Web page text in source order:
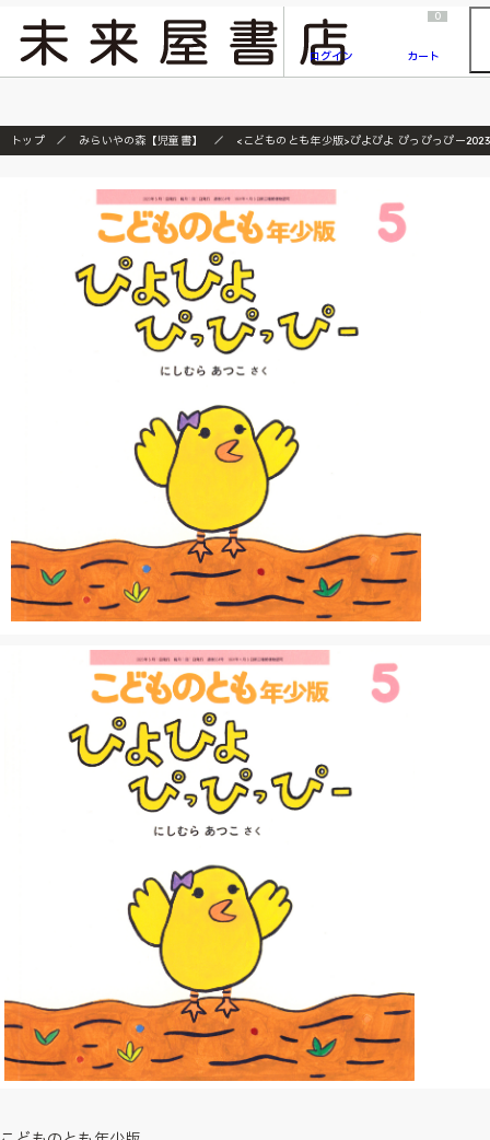
『ONE PIECE magazine 021 ONE PIECEカード付き同梱版』発売延期のご案内
ログイン
0
カート
トップ みらいやの森【児童書】 <こどものとも年少版>ぴよぴよ ぴっぴっぴー